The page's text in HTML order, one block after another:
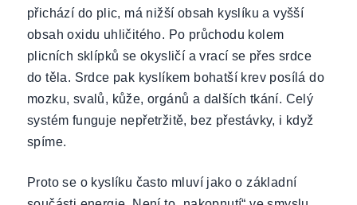
přichází do plic, má nižší obsah kyslíku a vyšší
obsah oxidu uhličitého. Po průchodu kolem
plicních sklípků se okysličí a vrací se přes srdce
do těla. Srdce pak kyslíkem bohatší krev posílá do
mozku, svalů, kůže, orgánů a dalších tkání. Celý
systém funguje nepřetržitě, bez přestávky, i když
spíme.
Proto se o kyslíku často mluví jako o základní